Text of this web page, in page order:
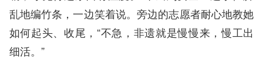
乱地编竹条，一边笑着说。旁边的志愿者耐心地教她
如何起头、收尾，“不急，非遗就是慢慢来，慢工出
细活。”